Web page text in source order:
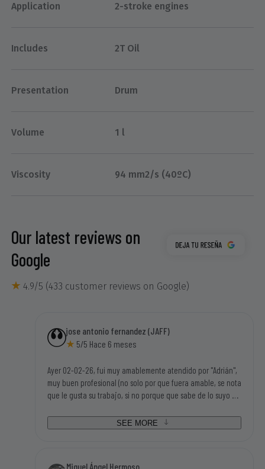
Application 2-stroke engines
Includes 2T Oil
Presentation Drum
Volume 1 l
Viscosity 94 mm2/s (40ºC)
Our latest reviews on
Google
4.9/5 (433 customer reviews on Google)
jose antonio fernandez (JAFF)
5/5 Hace 6 meses
Ayer 02-02-26, fui muy amablemente atendido por "Adrián",
muy buen profesional (no solo por que fuera amable, se nota
que le gusta su trabajo, si no porque que sabe de lo suyo y
disponian de los repuestos que necesitaba para poder
seguir utilizandola. Tampoco me parecieron caros los
SEE MORE
Miguel Ángel Hermoso